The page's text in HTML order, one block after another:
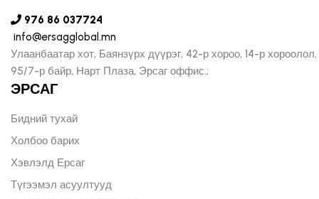
976 86 037724
info@ersagglobal.mn
Улаанбаатар хот, Баянзүрх дүүрэг, 42-р хороо, 14-р хороолол,
95/7-р байр, Нарт Плаза, Эрсаг оффис.;
ЭРСАГ
Бидний тухай
Холбоо барих
Хэвлэлд Ерсаг
Түгээмэл асуултууд